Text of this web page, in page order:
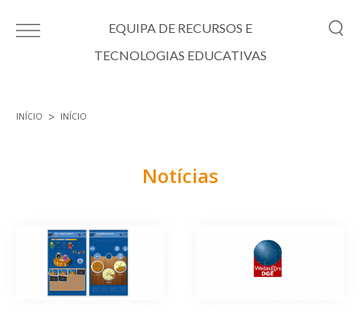
EQUIPA DE RECURSOS E
TECNOLOGIAS EDUCATIVAS
INÍCIO INÍCIO
Notícias
Páginas